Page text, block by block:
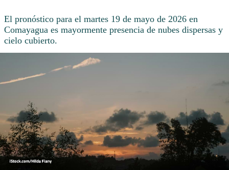
El pronóstico para el martes 19 de mayo de 2026 en
Comayagua es mayormente presencia de nubes dispersas y
cielo cubierto.